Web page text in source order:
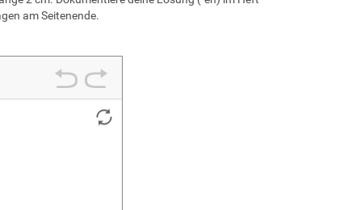
am Seitenende.